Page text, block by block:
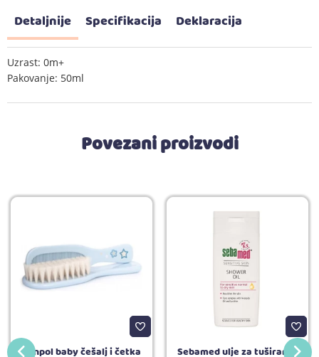
Detaljnije Specifikacija Deklaracija
Uzrast: 0m+
Pakovanje: 50ml
Povezani proizvodi
Canpol baby češalj i četka Sebamed ulje za tuširanje,